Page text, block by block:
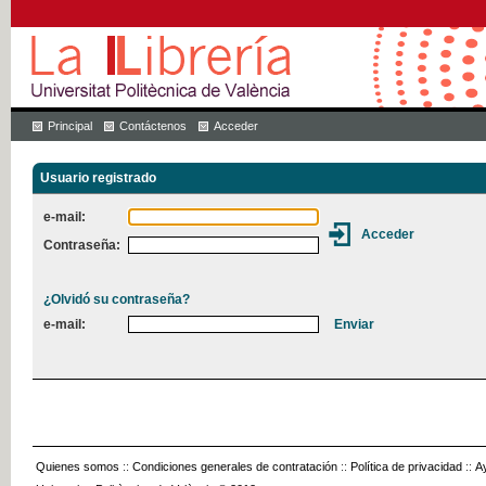
Principal Contáctenos Acceder
Usuario registrado
e-mail:
Contraseña:
¿Olvidó su contraseña?
e-mail:
Quienes somos :: Condiciones generales de contratación :: Política de privacidad ::